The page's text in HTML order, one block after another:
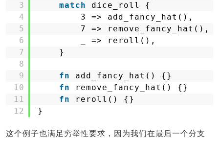
3
4
5
6
7
8
9
10
11
12
match
dice_roll {
3 => add_fancy_hat(),
7 => remove_fancy_hat(),
_ => reroll(),
}
fn
add_fancy_hat() {}
fn
remove_fancy_hat() {}
fn
reroll() {}
}
这个例子也满足穷举性要求，因为我们在最后一个分支